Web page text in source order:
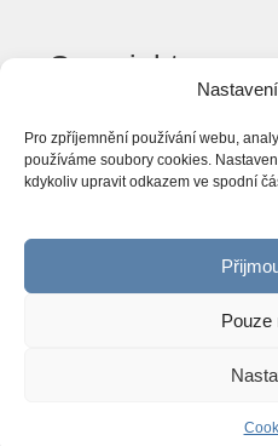
Pro zpříjemnění používání webu,
používáme soubory cookies.
kdykoliv upravit odkazem ve spodní
Pouze
Copyright
© World Trend 2014-2026
Všechna práva
CC BY-NC 4.0
ováno
•